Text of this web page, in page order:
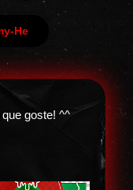
He
goste! ^^